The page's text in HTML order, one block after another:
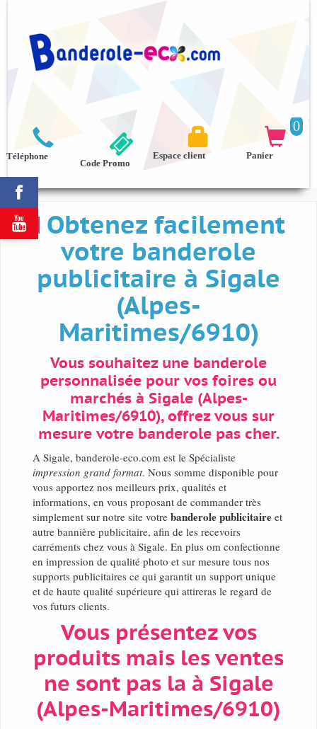



Téléphone
0

Panier

Espace client
Code Promo
Obtenez facilement
votre banderole
publicitaire à Sigale
(Alpes-
Maritimes/6910)
Vous souhaitez une banderole
personnalisée pour vos foires ou
marchés à Sigale (Alpes-
Maritimes/6910), offrez vous sur
mesure votre banderole pas cher.
A Sigale, banderole-eco.com est le Spécialiste
impression grand format. Nous somme disponible pour
vous apportez nos meilleurs prix, qualités et
informations, en vous proposant de commander très
simplement sur notre site votre banderole publicitaire et
autre bannière publicitaire, afin de les recevoirs
carréments chez vous à Sigale. En plus om confectionne
en impression de qualité photo et sur mesure tous nos
supports publicitaires ce qui garantit un support unique
et de haute qualité supérieure qui attireras le regard de
vos futurs clients.
Vous présentez vos
produits mais les ventes
ne sont pas la à Sigale
(Alpes-Maritimes/6910)